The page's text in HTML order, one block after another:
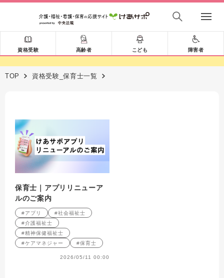
資格受験 高齢者 こども 障害者
TOP 資格受験_保育士一覧
保育士｜アプリリニューア
ルのご案内
#アプリ
#社会福祉士
#介護福祉士
#精神保健福祉士
#ケアマネジャー
#保育士
2026/05/11 00:00